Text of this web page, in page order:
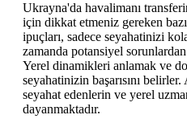
Ukrayna'da havalimanı
için dikkat etmeniz gereken
ipuçları, sadece seyahatinizi
zamanda potansiyel sorunlardan
Yerel dinamikleri anlamak ve
seyahatinizin başarısını
seyahat edenlerin ve yerel
dayanmaktadır.